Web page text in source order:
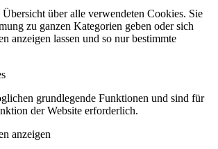
über alle verwendeten Cookies. Sie
zu ganzen Kategorien geben oder sich
anzeigen lassen und so nur bestimmte
grundlegende Funktionen und sind für
der Website erforderlich.
anzeigen